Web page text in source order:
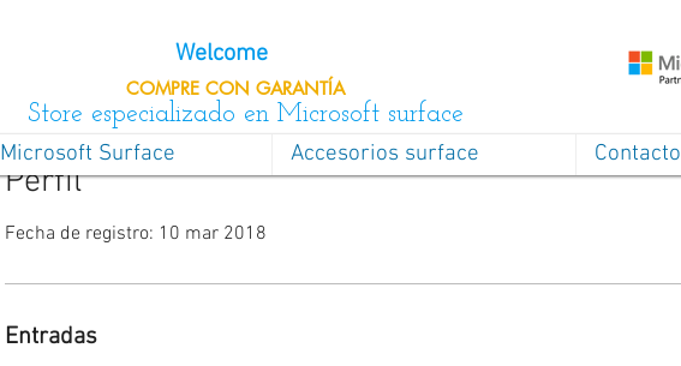
Welcome
COMPRE CON GARANTÍA
Store especializado en Microsoft surface
Microsoft Surface Accesorios surface Contacto
Perfil
Fecha de registro: 10 mar 2018
Entradas